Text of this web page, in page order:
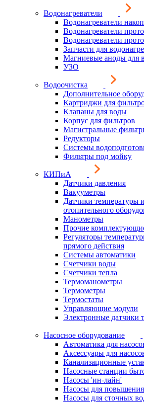
Водонагреватели
Водонагреватели
Водонагреватели
Водонагреватели
Запчасти для
Магниевые аноды для
УЗО
Водоочистка
Дополнительное
Картриджи для
Клапаны для воды
Корпус для фильтров
Магистральные
Редукторы
Системы
Фильтры под мойку
КИПиА
Датчики давления
Вакууметры
Датчики температуры
отопительного
Манометры
Прочие
Регуляторы
прямого действия
Системы автоматики
Счетчики воды
Счетчики тепла
Термоманометры
Термометры
Термостаты
Управляющие модули
Электронные датчики
Насосное оборудование
Автоматика для
Аксессуары для
Канализационные
Насосные станции
Насосы 'ин-лайн'
Насосы для
Насосы для сточных